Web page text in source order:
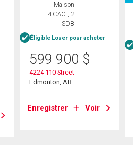
Maison
4 CAC , 2
SDB
Éligible Louer pour acheter
599 900 $
4224 110 Street
Edmonton, AB
Enregistrer Voir